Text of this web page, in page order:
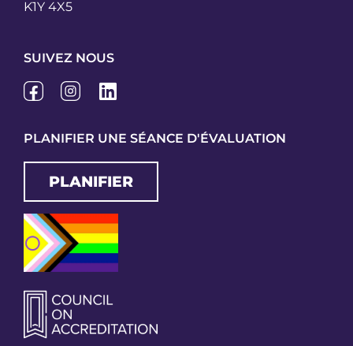
K1Y 4X5
SUIVEZ NOUS
PLANIFIER UNE SÉANCE D'ÉVALUATION
PLANIFIER